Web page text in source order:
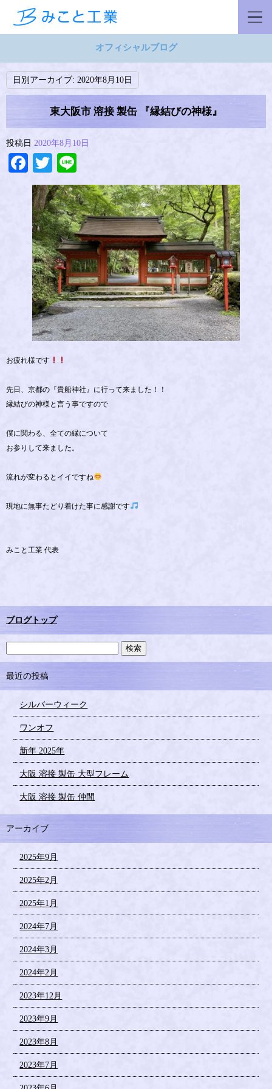
オフィシャルブログ
日別アーカイブ: 2020年8月10日
東大阪市 溶接 製缶 『縁結びの神様』
投稿日 2020年8月10日
Facebook
Twitter
お疲れ様です
先日、京都の『貴船神社』に行って来ました！！
縁結びの神様と言う事ですので
僕に関わる、全ての縁について
お参りして来ました。
流れが変わるとイイですね
現地に無事たどり着けた事に感謝です
みこと工業 代表
ブログトップ
最近の投稿
シルバーウィーク
ワンオフ
新年 2025年
大阪 溶接 製缶 大型フレーム
大阪 溶接 製缶 仲間
アーカイブ
2025年9月
2025年2月
2025年1月
2024年7月
2024年3月
2024年2月
2023年12月
2023年9月
2023年8月
2023年7月